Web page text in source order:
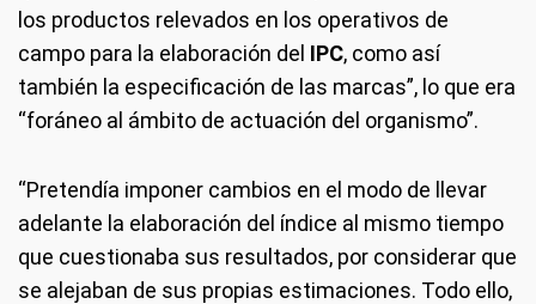
los productos relevados en los operativos de
campo para la elaboración del IPC, como así
también la especificación de las marcas”, lo que era
“foráneo al ámbito de actuación del organismo”.
“Pretendía imponer cambios en el modo de llevar
adelante la elaboración del índice al mismo tiempo
que cuestionaba sus resultados, por considerar que
se alejaban de sus propias estimaciones. Todo ello,